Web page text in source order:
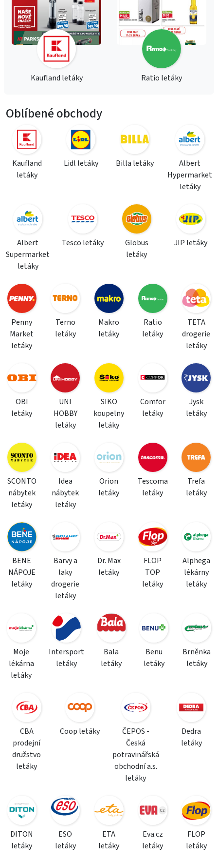
Kaufland letáky Ratio letáky
Oblíbené obchody
Kaufland
letáky
Lidl letáky Billa letáky
Albert
Hypermarket
letáky
Albert
Supermarket
letáky
Tesco letáky
Globus
letáky
JIP letáky
Penny
Market
letáky
Terno
letáky
Makro
letáky
Ratio
letáky
TETA
drogerie
letáky
OBI
letáky
UNI
HOBBY
letáky
SIKO
koupelny
letáky
Comfor
letáky
Jysk
letáky
SCONTO
nábytek
letáky
Idea
nábytek
letáky
Orion
letáky
Tescoma
letáky
Trefa
letáky
BENE
NÁPOJE
letáky
Barvy a
laky
drogerie
letáky
Dr. Max
letáky
FLOP
TOP
letáky
Alphega
lékárny
letáky
Moje
lékárna
letáky
Intersport
letáky
Bala
letáky
Benu
letáky
Brněnka
letáky
CBA
prodejní
družstvo
letáky
Coop letáky
ČEPOS -
Česká
potravinářská
obchodní a.s.
letáky
Dedra
letáky
DITON
letáky
ESO
letáky
ETA
letáky
Eva.cz
letáky
FLOP
letáky